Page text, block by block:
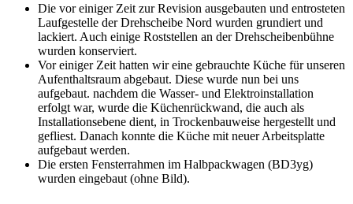
Die vor einiger Zeit zur Revision ausgebauten und entrosteten
Laufgestelle der Drehscheibe Nord wurden grundiert und
lackiert. Auch einige Roststellen an der Drehscheibenbühne
wurden konserviert.
Vor einiger Zeit hatten wir eine gebrauchte Küche für unseren
Aufenthaltsraum abgebaut. Diese wurde nun bei uns
aufgebaut. nachdem die Wasser- und Elektroinstallation
erfolgt war, wurde die Küchenrückwand, die auch als
Installationsebene dient, in Trockenbauweise hergestellt und
gefliest. Danach konnte die Küche mit neuer Arbeitsplatte
aufgebaut werden.
Die ersten Fensterrahmen im Halbpackwagen (BD3yg)
wurden eingebaut (ohne Bild).